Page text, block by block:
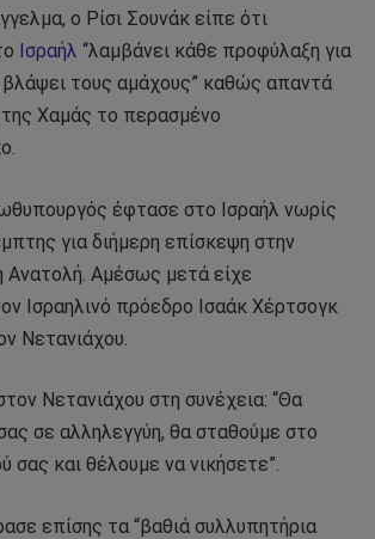
ο Ρίσι Σουνάκ είπε ότι
Ισραήλ “λαμβάνει κάθε προφύλαξη για
τους αμάχους” καθώς απαντά
της Χαμάς το περασμένο
έφτασε στο Ισραήλ νωρίς
για διήμερη επίσκεψη στην
Αμέσως μετά είχε
Ισραηλινό πρόεδρο Ισαάκ Χέρτσογκ
Νετανιάχου.
Νετανιάχου στη συνέχεια: “Θα
σε αλληλεγγύη, θα σταθούμε στο
σας και θέλουμε να νικήσετε”.
επίσης τα “βαθιά συλλυπητήρια